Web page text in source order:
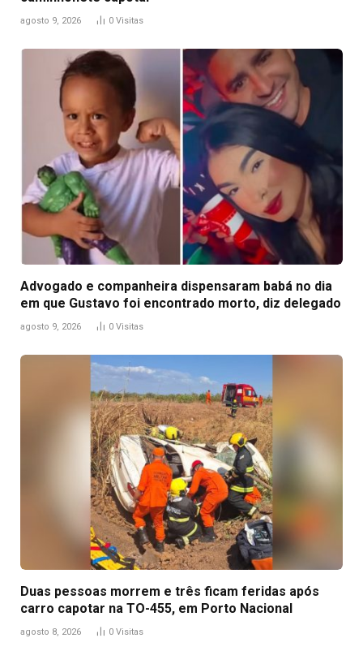
agosto 9, 2026 0 Visitas
Advogado e companheira dispensaram babá no dia
em que Gustavo foi encontrado morto, diz delegado
agosto 9, 2026 0 Visitas
Duas pessoas morrem e três ficam feridas após
carro capotar na TO-455, em Porto Nacional
agosto 8, 2026 0 Visitas